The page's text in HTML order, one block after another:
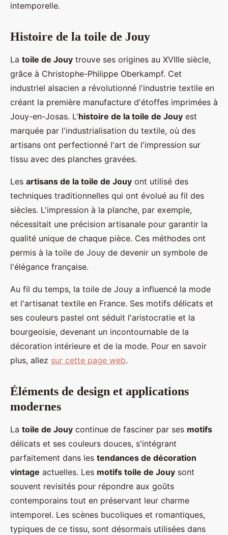
intemporelle.
Histoire de la toile de Jouy
La toile de Jouy trouve ses origines au XVIIIe siècle,
grâce à Christophe-Philippe Oberkampf. Cet
industriel alsacien a révolutionné l'industrie textile en
créant la première manufacture d'étoffes imprimées à
Jouy-en-Josas. L'histoire de la toile de Jouy est
marquée par l'industrialisation du textile, où des
artisans ont perfectionné l'art de l'impression sur
tissu avec des planches gravées.
Les artisans de la toile de Jouy ont utilisé des
techniques traditionnelles qui ont évolué au fil des
siècles. L'impression à la planche, par exemple,
nécessitait une précision artisanale pour garantir la
qualité unique de chaque pièce. Ces méthodes ont
permis à la toile de Jouy de devenir un symbole de
l'élégance française.
Au fil du temps, la toile de Jouy a influencé la mode
et l'artisanat textile en France. Ses motifs délicats et
ses couleurs pastel ont séduit l'aristocratie et la
bourgeoisie, devenant un incontournable de la
décoration intérieure et de la mode. Pour en savoir
plus, allez sur cette page web.
Éléments de design et applications
modernes
La toile de Jouy continue de fasciner par ses motifs
délicats et ses couleurs douces, s'intégrant
parfaitement dans les tendances de décoration
vintage actuelles. Les motifs toile de Jouy sont
souvent revisités pour répondre aux goûts
contemporains tout en préservant leur charme
intemporel. Les scènes bucoliques et romantiques,
typiques de ce tissu, sont désormais utilisées dans